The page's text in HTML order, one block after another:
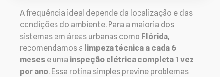
A frequência ideal depende da localização e das
condições do ambiente. Para a maioria dos
sistemas em áreas urbanas como Flórida,
recomendamos a limpeza técnica a cada 6
meses e uma inspeção elétrica completa 1 vez
por ano. Essa rotina simples previne problemas